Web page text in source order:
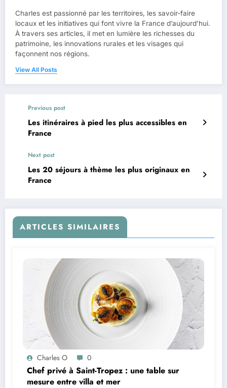
Charles est passionné par les territoires, les savoir-faire
locaux et les initiatives qui font vivre la France d’aujourd’hui.
À travers ses articles, il met en lumière les richesses du
patrimoine, les innovations rurales et les visages qui
façonnent nos régions.
View All Posts
Previous post
Les itinéraires à pied les plus accessibles en
France
Next post
Les 20 séjours à thème les plus originaux en
France
ARTICLES SIMILAIRES
Charles O 0
Chef privé à Saint-Tropez : une table sur
mesure entre villa et mer